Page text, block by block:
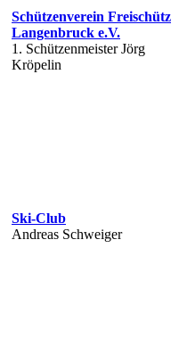
Schützenverein Freischütz
Langenbruck e.V.
1. Schützenmeister Jörg
Kröpelin
Ski-Club
Andreas Schweiger